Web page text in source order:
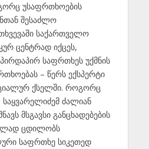
უსაფრთხოების
შესაძლო
საქართველო
ცენტრად იქცეს,
საფრთხეს უქმნის
– წერს ექსპერტი
ქსელში. როგორც
საყვარელიძემ ძალიან
მსგავსი განცხადებების
ცდილობს
საფრთხე სიკეთედ